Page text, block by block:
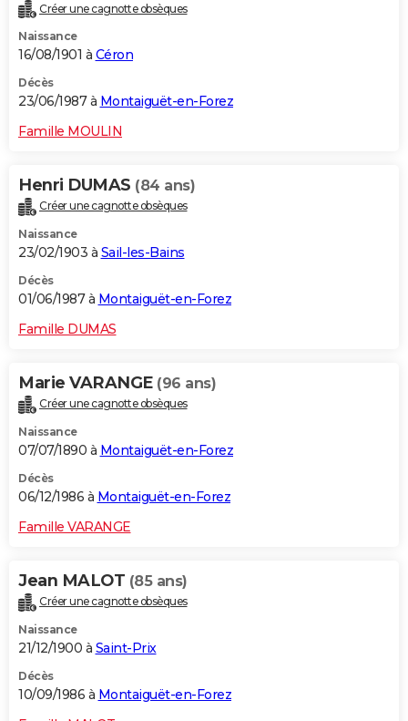
Créer une cagnotte obsèques
Naissance
16/08/1901 à Céron
Décès
23/06/1987 à Montaiguët-en-Forez
Famille MOULIN
Henri DUMAS (84 ans)
Créer une cagnotte obsèques
Naissance
23/02/1903 à Sail-les-Bains
Décès
01/06/1987 à Montaiguët-en-Forez
Famille DUMAS
Marie VARANGE (96 ans)
Créer une cagnotte obsèques
Naissance
07/07/1890 à Montaiguët-en-Forez
Décès
06/12/1986 à Montaiguët-en-Forez
Famille VARANGE
Jean MALOT (85 ans)
Créer une cagnotte obsèques
Naissance
21/12/1900 à Saint-Prix
Décès
10/09/1986 à Montaiguët-en-Forez